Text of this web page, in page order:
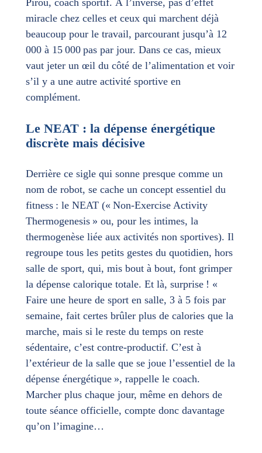
Pirou, coach sportif. À l’inverse, pas d’effet
miracle chez celles et ceux qui marchent déjà
beaucoup pour le travail, parcourant jusqu’à 12
000 à 15 000 pas par jour. Dans ce cas, mieux
vaut jeter un œil du côté de l’alimentation et voir
s’il y a une autre activité sportive en
complément.
Le NEAT : la dépense énergétique
discrète mais décisive
Derrière ce sigle qui sonne presque comme un
nom de robot, se cache un concept essentiel du
fitness : le NEAT (« Non-Exercise Activity
Thermogenesis » ou, pour les intimes, la
thermogenèse liée aux activités non sportives). Il
regroupe tous les petits gestes du quotidien, hors
salle de sport, qui, mis bout à bout, font grimper
la dépense calorique totale. Et là, surprise ! «
Faire une heure de sport en salle, 3 à 5 fois par
semaine, fait certes brûler plus de calories que la
marche, mais si le reste du temps on reste
sédentaire, c’est contre-productif. C’est à
l’extérieur de la salle que se joue l’essentiel de la
dépense énergétique », rappelle le coach.
Marcher plus chaque jour, même en dehors de
toute séance officielle, compte donc davantage
qu’on l’imagine…